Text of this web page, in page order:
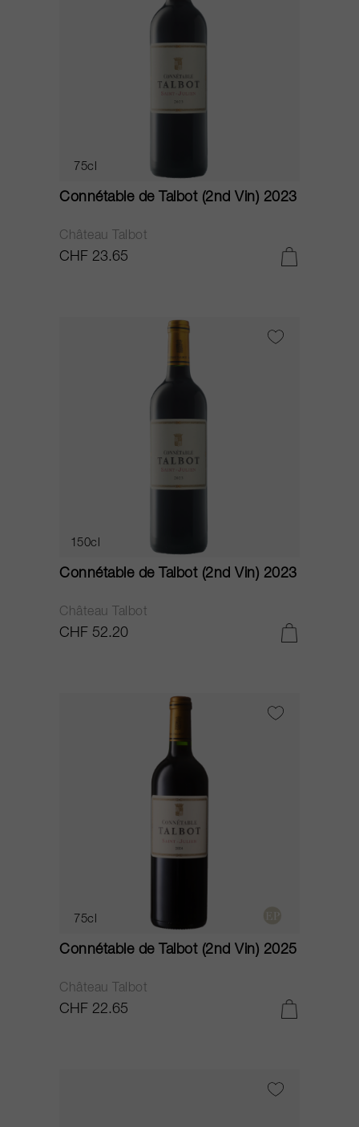
75cl
Connétable de Talbot (2nd Vin) 2023
Château Talbot
CHF 23.65
150cl
Connétable de Talbot (2nd Vin) 2023
Château Talbot
CHF 52.20
75cl
Connétable de Talbot (2nd Vin) 2025
Château Talbot
CHF 22.65